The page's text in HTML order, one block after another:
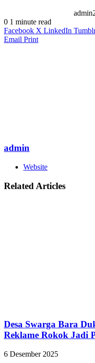
admin
0 1 minute read
Facebook X LinkedIn
Email Print
admin
Website
Related Articles
Desa Swarga Bara
Reklame Rokok Jadi
6 Desember 2025